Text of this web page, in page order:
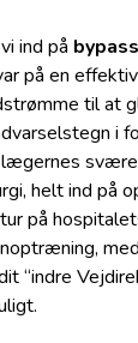
ind på
på en
til at
i
helt ind på
på
“indre